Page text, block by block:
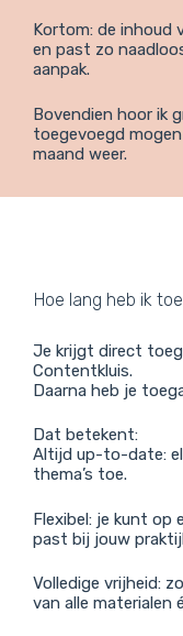
Kortom: de inhoud
en past zo
aanpak.
Bovendien hoor ik
toegevoegd
maand weer.
Hoe lang heb ik
Je krijgt direct
Contentkluis.
Daarna heb je
Dat betekent:
Altijd up-to-date:
thema’s toe.
Flexibel: je kunt op
past bij jouw
Volledige vrijheid:
van alle materialen